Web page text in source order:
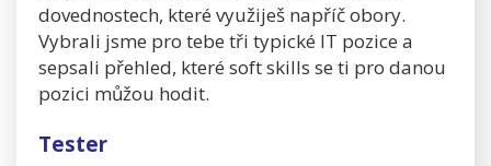
dovednostech, které využiješ napříč obory.
Vybrali jsme pro tebe tři typické IT pozice a
sepsali přehled, které soft skills se ti pro danou
pozici můžou hodit.
Tester